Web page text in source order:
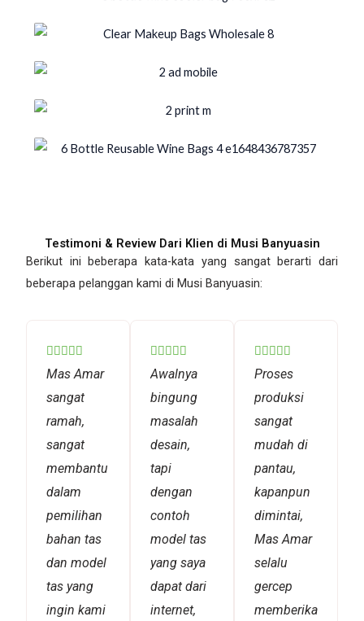
Testimoni & Review Dari Klien di Musi Banyuasin
Berikut ini beberapa kata-kata yang sangat berarti dari
beberapa pelanggan kami di Musi Banyuasin:
    Rated
5
out
5
Mas Amar
sangat
ramah,
sangat
membantu
dalam
pemilihan
bahan tas
dan model
tas yang
ingin kami
    Rated
5
out
of
Awalnya
bingung
masalah
desain,
tapi
dengan
contoh
model tas
yang saya
dapat dari
internet,
    
5
out
of
Proses
produksi
sangat
mudah di
pantau,
kapanpun
dimintai,
Mas Amar
selalu
gercep
memberikan